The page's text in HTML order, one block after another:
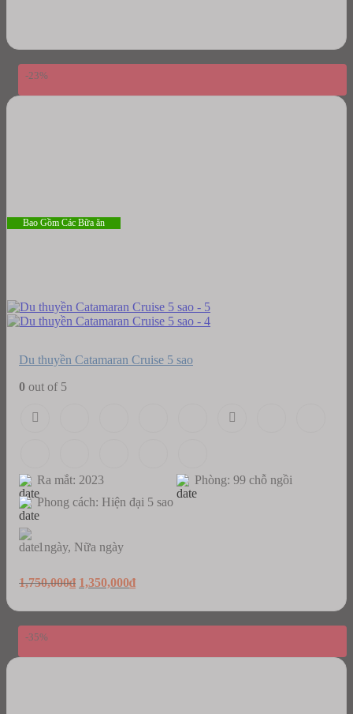
Bao Gồm Các Bữa ăn
-23%
Du thuyền Catamaran Cruise 5 sao
0 out of 5
Ra mắt: 2023
Phòng: 99 chỗ ngồi
Phong cách: Hiện đại 5 sao
1ngày, Nữa ngày
1,750,000₫ Original
was:
1,750,000₫.
1,350,000₫Current
is:
1,350,000₫.
-35%